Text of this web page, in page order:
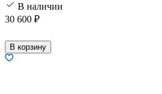
В наличии
30 600 ₽
В корзину